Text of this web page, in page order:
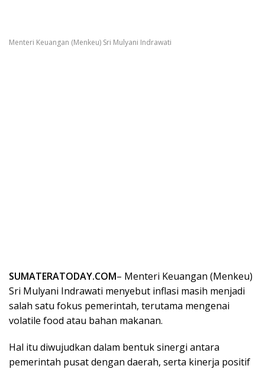
Menteri Keuangan (Menkeu) Sri Mulyani Indrawati
SUMATERATODAY.COM– Menteri Keuangan (Menkeu)
Sri Mulyani Indrawati menyebut inflasi masih menjadi
salah satu fokus pemerintah, terutama mengenai
volatile food atau bahan makanan.
Hal itu diwujudkan dalam bentuk sinergi antara
pemerintah pusat dengan daerah, serta kinerja positif